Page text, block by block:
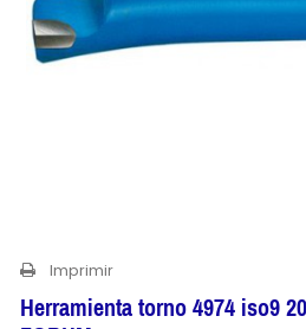
Imprimir
Herramienta torno 4974 iso9